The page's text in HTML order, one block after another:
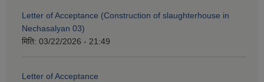
Letter of Acceptance (Construction of slaughterhouse in
Nechasalyan 03)
मिति: 03/22/2026 - 21:49
Letter of Acceptance